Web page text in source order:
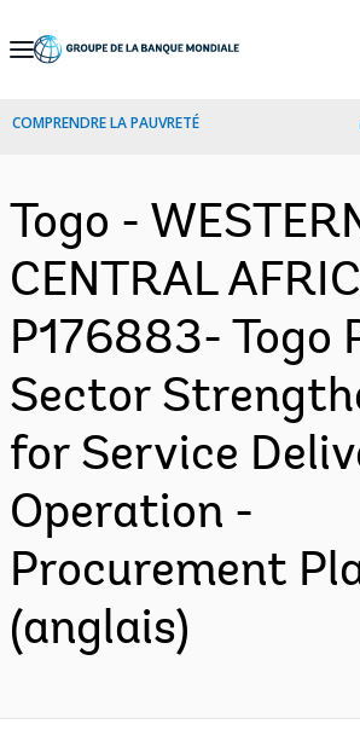
Skip
Navigation
COMPRENDRE LA PAUVRETÉ
Togo -
CENTRAL
P176883- Togo
Sector
for Service
Operation -
Procurement
(anglais)